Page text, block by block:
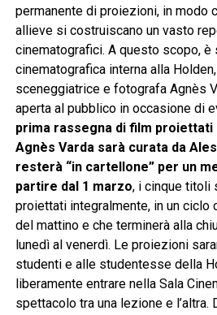
permanente di proiezioni, in modo
allieve si costruiscano un vasto
cinematografici. A questo scopo, è
cinematografica interna alla
sceneggiatrice e fotografa Agnès
aperta al pubblico in occasione di
prima rassegna di film proiettati
Agnès Varda sarà curata da
resterà “in cartellone” per un
partire dal 1 marzo, i cinque titoli
proiettati integralmente, in un ciclo
del mattino e che terminerà alla
lunedì al venerdì. Le proiezioni
studenti e alle studentesse della
liberamente entrare nella Sala
spettacolo tra una lezione e l’altra.